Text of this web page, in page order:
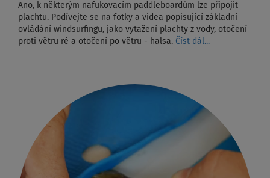
Ano, k některým nafukovacím paddleboardům lze připojit
plachtu. Podívejte se na fotky a videa popisující základní
ovládání windsurfingu, jako vytažení plachty z vody, otočení
proti větru ré a otočení po větru - halsa. Číst dál...